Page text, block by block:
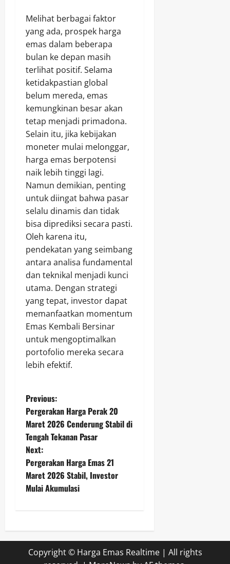
Melihat berbagai faktor
yang ada, prospek harga
emas dalam beberapa
bulan ke depan masih
terlihat positif. Selama
ketidakpastian global
belum mereda, emas
kemungkinan besar akan
tetap menjadi primadona.
Selain itu, jika kebijakan
moneter mulai melonggar,
harga emas berpotensi
naik lebih tinggi lagi.
Namun demikian, penting
untuk diingat bahwa pasar
selalu dinamis dan tidak
bisa diprediksi secara pasti.
Oleh karena itu,
pendekatan yang seimbang
antara analisa fundamental
dan teknikal menjadi kunci
utama. Dengan strategi
yang tepat, investor dapat
memanfaatkan momentum
Emas Kembali Bersinar
untuk mengoptimalkan
portofolio mereka secara
lebih efektif.
P
o
s
t
n
v
i
Previous:
Pergerakan Harga Perak 20
Maret 2026 Cenderung Stabil di
Tengah Tekanan Pasar
Next:
Pergerakan Harga Emas 21
Maret 2026 Stabil, Investor
Mulai Akumulasi
Copyright © Harga Emas Realtime | All rights